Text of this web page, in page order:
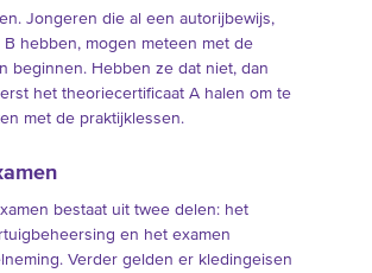
Jongeren die al een autorijbewijs,
hebben, mogen meteen met de
beginnen. Hebben ze dat niet, dan
het theoriecertificaat A halen om te
met de praktijklessen.
bestaat uit twee delen: het
en het examen
Verder gelden er kledingeisen